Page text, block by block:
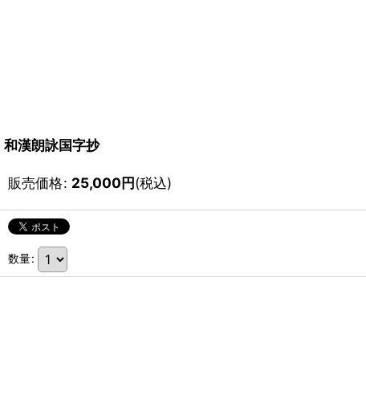
和漢朗詠国字抄
販売価格: 25,000円(税込)
数量: